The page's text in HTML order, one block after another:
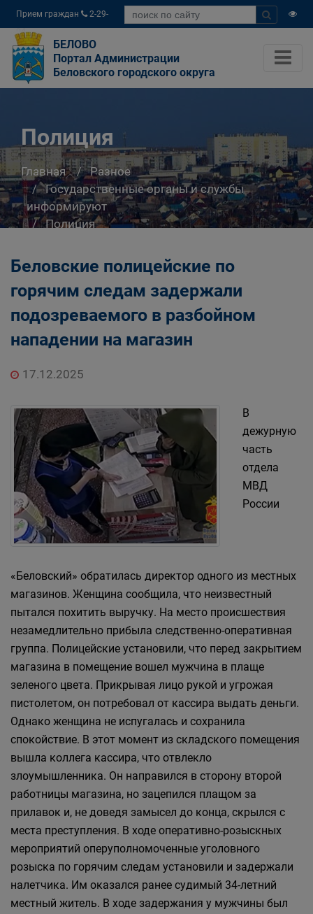
Прием граждан
2-29-
04
БЕЛОВО
Портал Администрации
Беловского городского округа
Полиция
Главная
Разное
Государственные органы и службы
информируют
Полиция
Беловские полицейские по
горячим следам задержали
подозреваемого в разбойном
нападении на магазин
17.12.2025
В
дежурную
часть
отдела
МВД
России
«Беловский» обратилась директор одного из местных
магазинов. Женщина сообщила, что неизвестный
пытался похитить выручку. На место происшествия
незамедлительно прибыла следственно-оперативная
группа. Полицейские установили, что перед закрытием
магазина в помещение вошел мужчина в плаще
зеленого цвета. Прикрывая лицо рукой и угрожая
пистолетом, он потребовал от кассира выдать деньги.
Однако женщина не испугалась и сохранила
спокойствие. В этот момент из складского помещения
вышла коллега кассира, что отвлекло
злоумышленника. Он направился в сторону второй
работницы магазина, но зацепился плащом за
прилавок и, не доведя замысел до конца, скрылся с
места преступления. В ходе оперативно-розыскных
мероприятий оперуполномоченные уголовного
розыска по горячим следам установили и задержали
налетчика. Им оказался ранее судимый 34-летний
местный житель. В ходе задержания у мужчины был